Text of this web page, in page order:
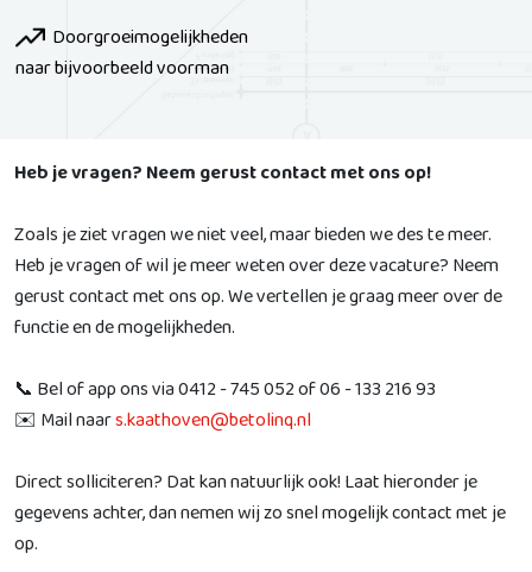
Doorgroeimogelijkheden
naar bijvoorbeeld voorman
Heb je vragen? Neem gerust contact met ons op!
Zoals je ziet vragen we niet veel, maar bieden we des te meer.
Heb je vragen of wil je meer weten over deze vacature? Neem
gerust contact met ons op. We vertellen je graag meer over de
functie en de mogelijkheden.
📞 Bel of app ons via 0412 - 745 052 of 06 - 133 216 93
✉️ Mail naars.kaathoven@betolinq.nl
Direct solliciteren? Dat kan natuurlijk ook! Laat hieronder je
gegevens achter, dan nemen wij zo snel mogelijk contact met je
op.